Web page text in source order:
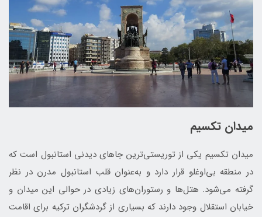
میدان تکسیم
میدان تکسیم یکی از توریستی‌ترین جاهای دیدنی استانبول است که
در منطقه بی‌اوغلو قرار دارد و به‌عنوان قلب استانبول مدرن در نظر
گرفته می‌شود. هتل‌ها و رستوران‌های زیادی در حوالی این میدان و
خیابان استقلال وجود دارند که بسیاری از گردشگران ترکیه برای اقامت